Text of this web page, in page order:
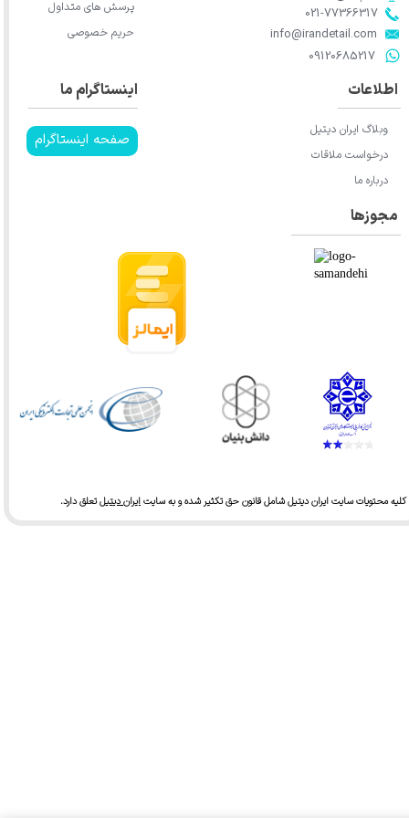
★★
★★★★★
محتویات سایت ایران دیتیل شامل قانون حق تکثیر شده و به سایتایران دیتیلتعلق دارد.​​​​​​​
​​​​​​​info@irandetail.com
021-77366317​​​​​​​​​​​​​​​​​​​​​
​​​​​​​09120685217​​​​​​​
اینستاگرام ما
صفحه اینستاگرام
اطلاعات
وبلاگ ایران دیتیل
درخواست ملاقات
درباره ما
پرسش های متداول
حریم خصوصی
مجوزها